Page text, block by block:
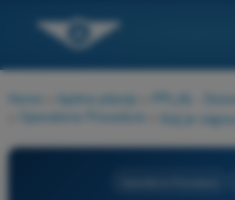
Home Ispitna pitanja
PPL(A) -
Operativne Procedure